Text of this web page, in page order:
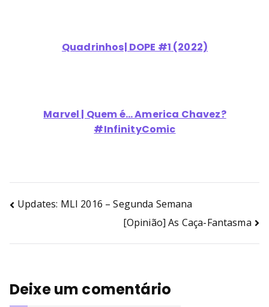
Quadrinhos| DOPE #1 (2022)
Marvel | Quem é... America Chavez?
#InfinityComic
Updates: MLI 2016 – Segunda Semana
[Opinião] As Caça-Fantasma
Deixe um comentário